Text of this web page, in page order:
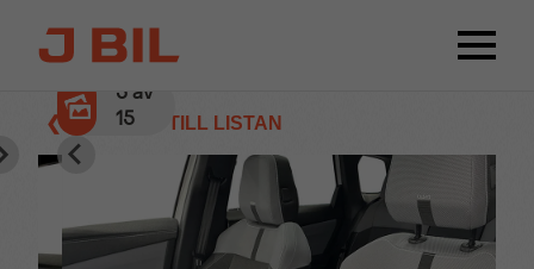
❮ TILLBAKA TILL LISTAN
5av
15